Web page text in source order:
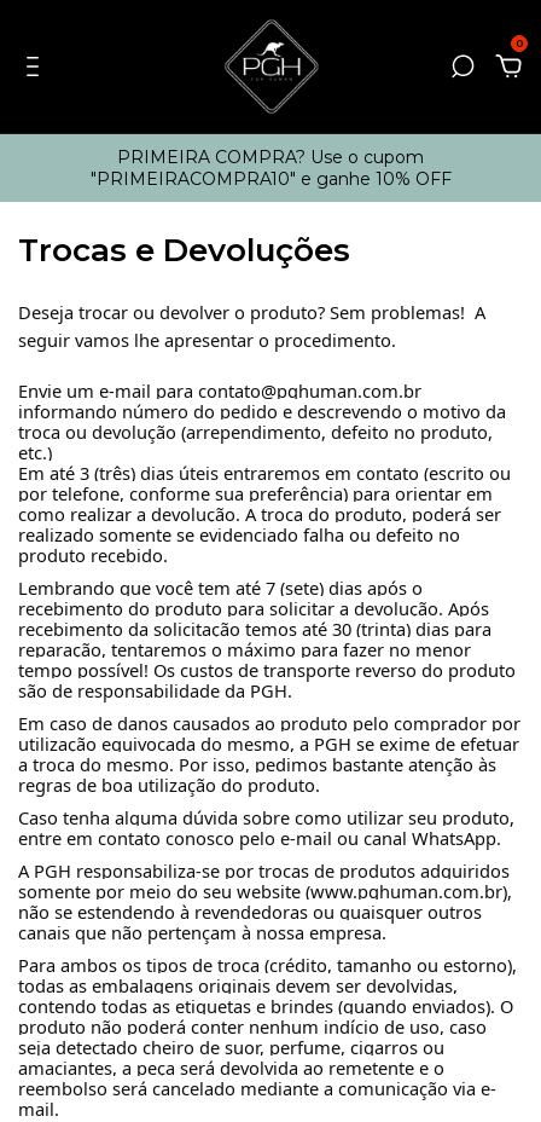
0
PRIMEIRA COMPRA? Use o cupom
"PRIMEIRACOMPRA10" e ganhe 10% OFF
Trocas e Devoluções
Deseja trocar ou devolver o produto? Sem problemas! A
seguir vamos lhe apresentar o procedimento.
Envie um e-mail para contato@pghuman.com.br
informando número do pedido e descrevendo o motivo da
troca ou devolução (arrependimento, defeito no produto,
etc.)
Em até 3 (três) dias úteis entraremos em contato (escrito ou
por telefone, conforme sua preferência) para orientar em
como realizar a devolução. A troca do produto, poderá ser
realizado somente se evidenciado falha ou defeito no
produto recebido.
Lembrando que você tem até 7 (sete) dias após o
recebimento do produto para solicitar a devolução. Após
recebimento da solicitação temos até 30 (trinta) dias para
reparação, tentaremos o máximo para fazer no menor
tempo possível! Os custos de transporte reverso do produto
são de responsabilidade da PGH.
Em caso de danos causados ao produto pelo comprador por
utilização equivocada do mesmo, a PGH se exime de efetuar
a troca do mesmo. Por isso, pedimos bastante atenção às
regras de boa utilização do produto.
Caso tenha alguma dúvida sobre como utilizar seu produto,
entre em contato conosco pelo e-mail ou canal WhatsApp.
A PGH responsabiliza-se por trocas de produtos adquiridos
somente por meio do seu website (www.pghuman.com.br),
não se estendendo à revendedoras ou quaisquer outros
canais que não pertençam à nossa empresa.
Para ambos os tipos de troca (crédito, tamanho ou estorno),
todas as embalagens originais devem ser devolvidas,
contendo todas as etiquetas e brindes (quando enviados). O
produto não poderá conter nenhum indício de uso, caso
seja detectado cheiro de suor, perfume, cigarros ou
amaciantes, a peça será devolvida ao remetente e o
reembolso será cancelado mediante a comunicação via e-
mail.